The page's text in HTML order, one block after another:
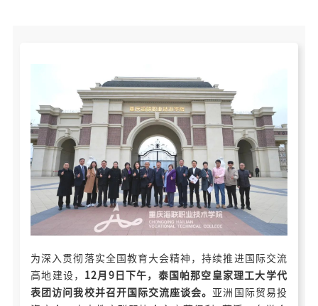
为深入贯彻落实全国教育大会精神，持续推进国际交流
高地建设， 12月9日下午，泰国帕那空皇家理工大学代
表团访问我校并召开国际交流座谈会。 亚洲国际贸易投